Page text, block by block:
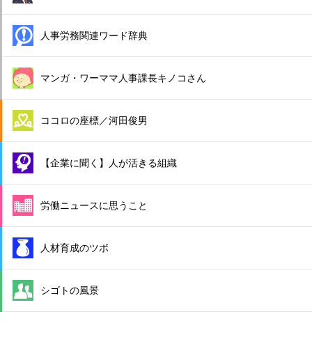
人事労務関連ワード辞典
マンガ・ワーママ人事課長キノコさん
ココロの座標／河田俊男
【企業に聞く】人が活きる組織
労働ニュースに思うこと
人材育成のツボ
シゴトの風景